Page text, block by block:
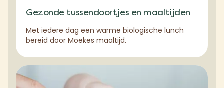
Gezonde tussendoortjes en maaltijden
Met iedere dag een warme biologische lunch
bereid door Moekes maaltijd.